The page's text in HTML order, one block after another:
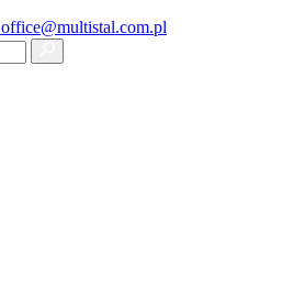
office@multistal.com.pl